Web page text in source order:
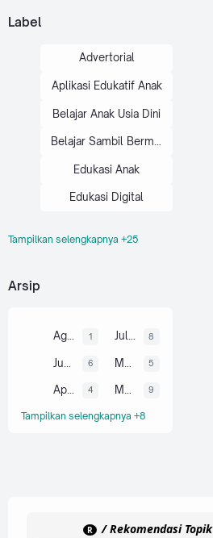
Label
Advertorial
Aplikasi Edukatif Anak
Belajar Anak Usia Dini
Belajar Sambil Bermain
Edukasi Anak
Edukasi Digital
Gadget Game
Game Belajar
Game Edukasi
Game Edukatif
Game iOS
Game PC
Tampilkan selengkapnya +25
Arsip
Agustus 2026 1 Juli 2026 8
6 5
4 9
Tampilkan selengkapnya +8
R / Rekomendasi Topik